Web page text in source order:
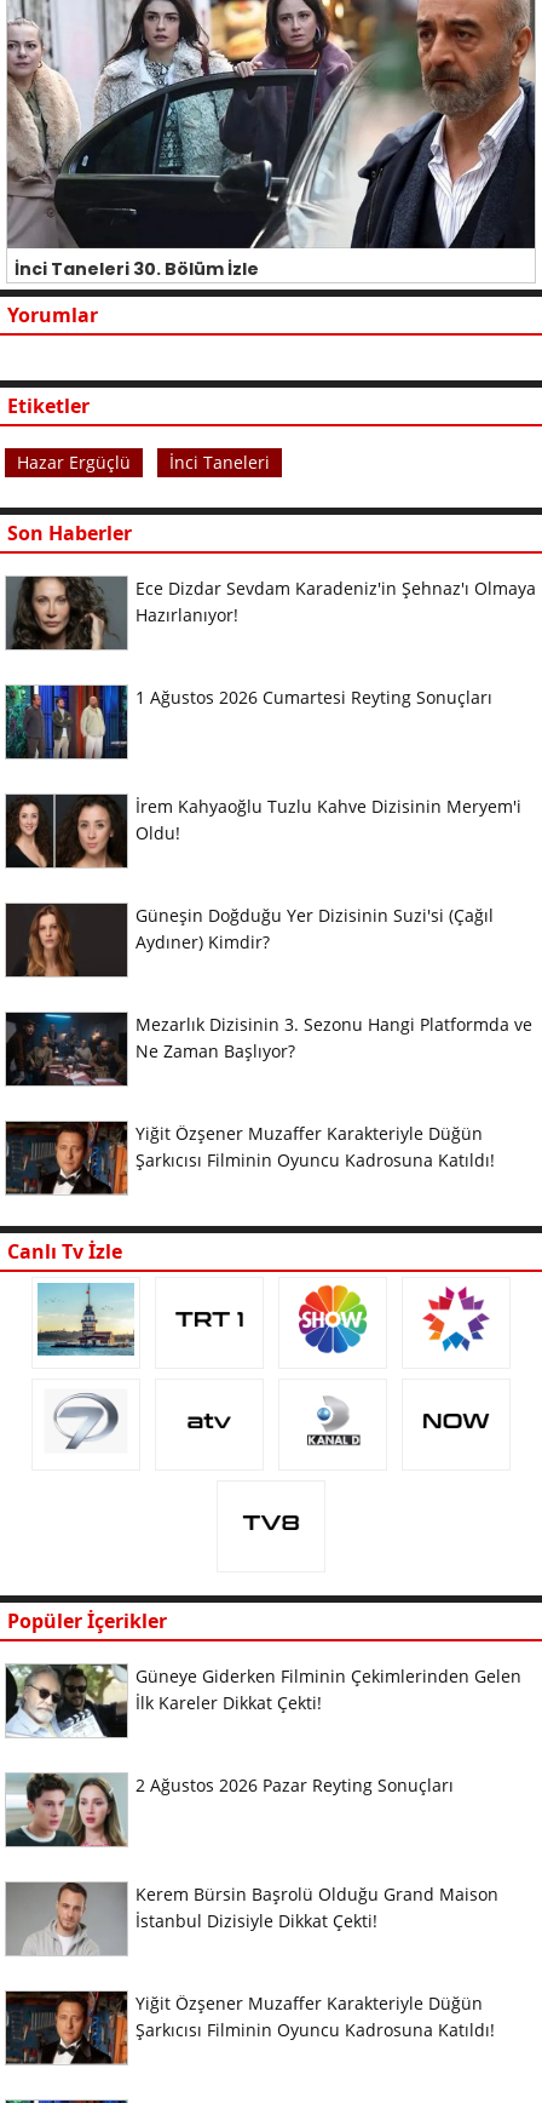
İnci Taneleri 30. Bölüm İzle
Yorumlar
Etiketler
Hazar Ergüçlü İnci Taneleri
Son Haberler
Ece Dizdar Sevdam Karadeniz'in Şehnaz'ı Olmaya
Hazırlanıyor!
1 Ağustos 2026 Cumartesi Reyting Sonuçları
İrem Kahyaoğlu Tuzlu Kahve Dizisinin Meryem'i
Oldu!
Güneşin Doğduğu Yer Dizisinin Suzi'si (Çağıl
Aydıner) Kimdir?
Mezarlık Dizisinin 3. Sezonu Hangi Platformda ve
Ne Zaman Başlıyor?
Yiğit Özşener Muzaffer Karakteriyle Düğün
Şarkıcısı Filminin Oyuncu Kadrosuna Katıldı!
Canlı Tv İzle
Popüler İçerikler
Güneye Giderken Filminin Çekimlerinden Gelen
İlk Kareler Dikkat Çekti!
2 Ağustos 2026 Pazar Reyting Sonuçları
Kerem Bürsin Başrolü Olduğu Grand Maison
İstanbul Dizisiyle Dikkat Çekti!
Yiğit Özşener Muzaffer Karakteriyle Düğün
Şarkıcısı Filminin Oyuncu Kadrosuna Katıldı!